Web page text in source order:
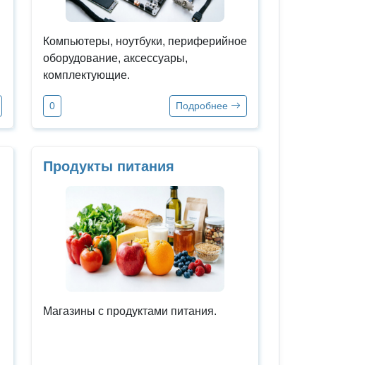
Компьютеры, ноутбуки, периферийное
оборудование, аксессуары,
комплектующие.
0 Подробнее
Продукты питания
Магазины с продуктами питания.